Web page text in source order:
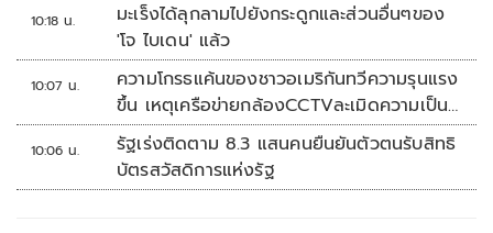
10:18 น.
มะเร็งได้ลุกลามไปยังกระดูกและส่วนอื่นๆของ
'โจ ไบเดน' แล้ว
10:07 น.
ความโกรธแค้นของชาวอเมริกันทวีความรุนแรง
ขึ้น เหตุเครือข่ายกล้องCCTVละเมิดความเป็น
ส่วนตัว
10:06 น.
รัฐเร่งติดตาม 8.3 แสนคนยืนยันตัวตนรับสิทธิ
บัตรสวัสดิการแห่งรัฐ